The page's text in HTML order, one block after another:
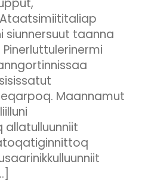
siunnersuut taanna
Maannamut